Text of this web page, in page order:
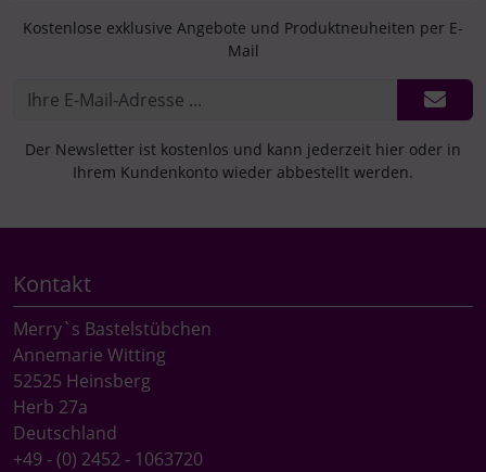
Kostenlose exklusive Angebote und Produktneuheiten per E-
Mail
Der Newsletter ist kostenlos und kann jederzeit hier oder in
Ihrem Kundenkonto wieder abbestellt werden.
Kontakt
Merry`s Bastelstübchen
Annemarie Witting
52525 Heinsberg
Herb 27a
Deutschland
+49 - (0) 2452 - 1063720